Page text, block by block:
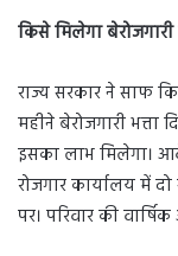
किसे मिलेगा बेरोजगारी
राज्य सरकार ने साफ
महीने बेरोजगारी
इसका लाभ मिलेगा।
रोजगार कार्यालय में
पर। परिवार की